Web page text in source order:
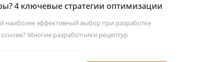
4 ключевые стратегии оптимизации
материалов.
наиболее эффективный выбор при разработке
Многие разработчики рецептур